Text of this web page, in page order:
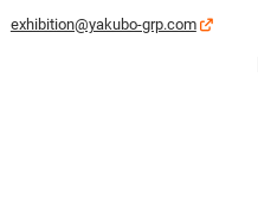
exhibition@yakubo-grp.com